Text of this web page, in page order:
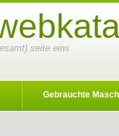
seite eins
Gebrauchte